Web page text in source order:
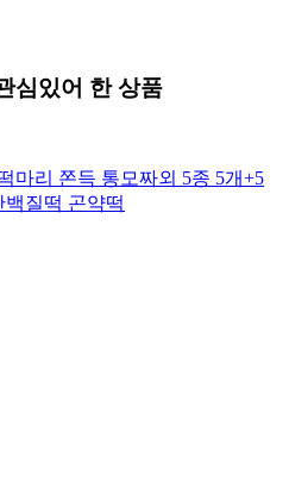
심있어 한 상품
마리 쫀득 통모짜외 5종 5개+5
질떡 곤약떡